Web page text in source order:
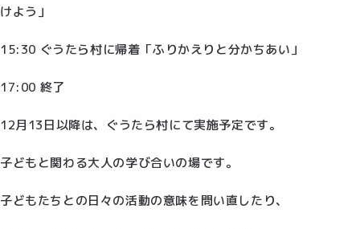
けよう」
15:30 ぐうたら村に帰着「ふりかえりと分かちあい」
17:00 終了
12月13日以降は、ぐうたら村にて実施予定です。
子どもと関わる大人の学び合いの場です。
子どもたちとの日々の活動の意味を問い直したり、